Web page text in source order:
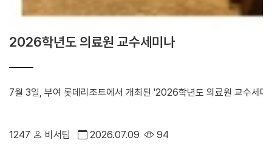
2026학년도 의료원 교수세미나
7월 3일, 부여 롯데리조트에서 개최된 '2026학년도 의료원 교수세
1247 비서팀 2026.07.09 94